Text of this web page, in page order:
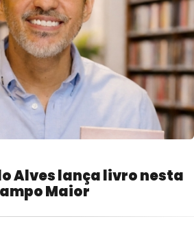
Alves lança livro nesta
Maior